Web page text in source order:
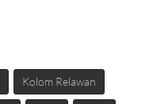
Kolom Relawan